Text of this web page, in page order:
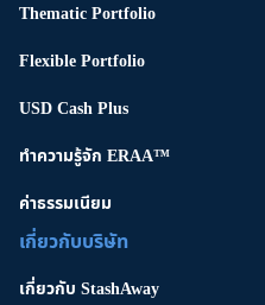
Thematic Portfolio
Flexible Portfolio
USD Cash Plus
ทําความรู้จัก ERAA™
ค่าธรรมเนียม
เกี่ยวกับบริษัท
เกี่ยวกับ StashAway